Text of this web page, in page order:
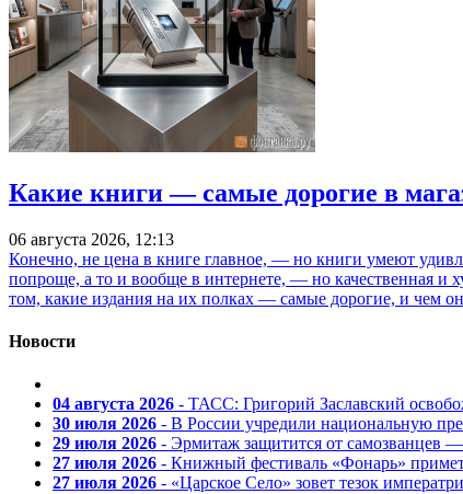
Какие книги — самые дорогие в
06 августа 2026, 12:13
Конечно, не цена в книге главное, — но книги умеют
попроще, а то и вообще в интернете, — но качественная и
том, какие издания на их полках — самые дорогие, и чем
Новости
04 августа 2026 - ТАСС: Григорий Заславский
30 июля 2026 - В России учредили национальную
29 июля 2026 - Эрмитаж защитится от самозванцев
27 июля 2026 - Книжный фестиваль «Фонарь»
27 июля 2026 - «Царское Село» зовет тезок